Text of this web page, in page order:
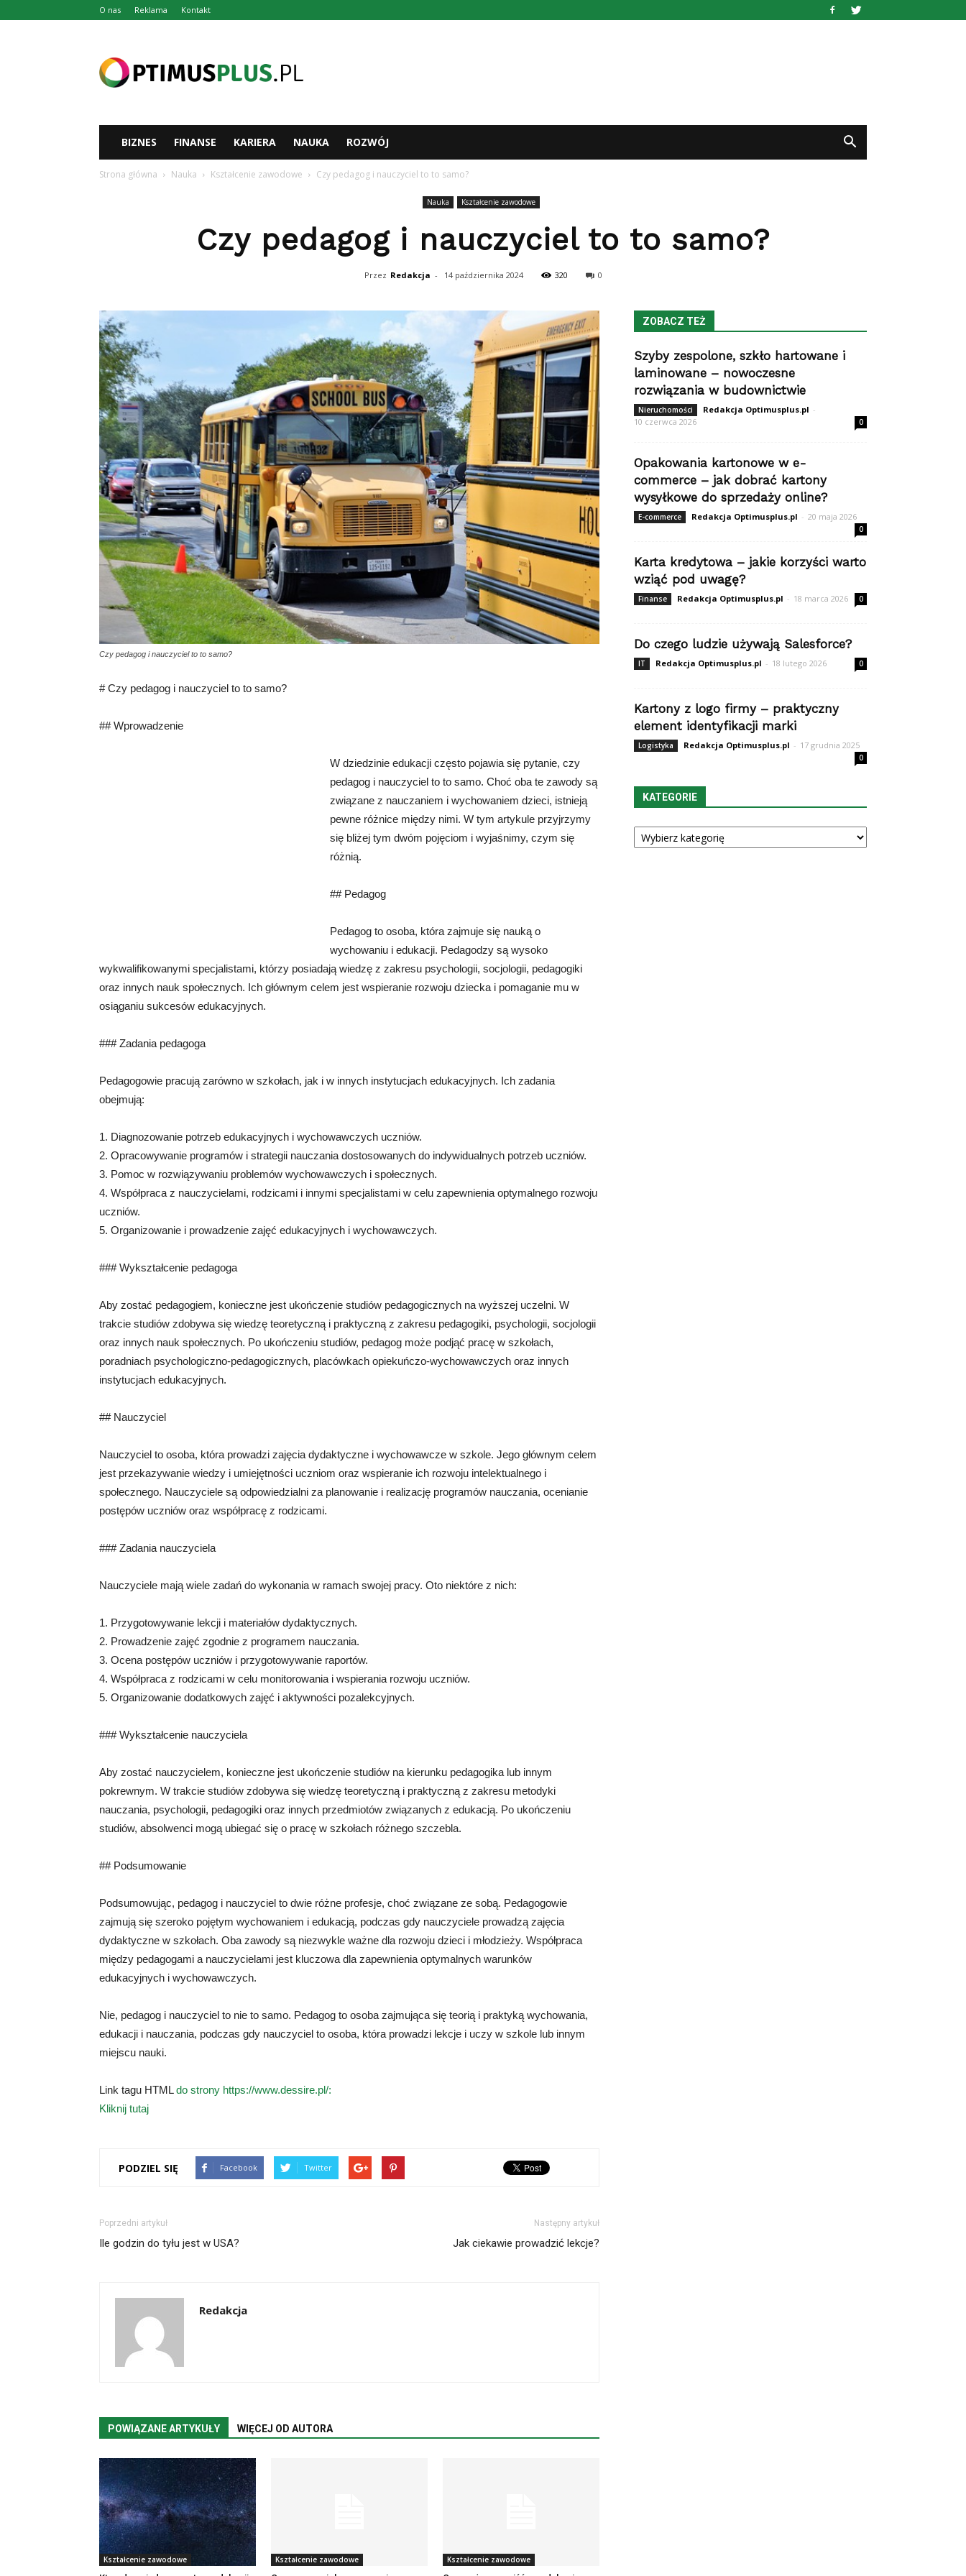
O nas Reklama Kontakt
BIZNES FINANSE KARIERA NAUKA ROZWÓJ
Strona główna Nauka Kształcenie zawodowe Czy pedagog i nauczyciel to to samo?
Nauka Kształcenie zawodowe
Czy pedagog i nauczyciel to to samo?
Przez Redakcja - 14 października 2024 320 0
Czy pedagog i nauczyciel to to samo?
# Czy pedagog i nauczyciel to to samo?
## Wprowadzenie
W dziedzinie edukacji często pojawia się pytanie, czy
pedagog i nauczyciel to to samo. Choć oba te zawody są
związane z nauczaniem i wychowaniem dzieci, istnieją
pewne różnice między nimi. W tym artykule przyjrzymy
się bliżej tym dwóm pojęciom i wyjaśnimy, czym się
różnią.
## Pedagog
Pedagog to osoba, która zajmuje się nauką o
wychowaniu i edukacji. Pedagodzy są wysoko
wykwalifikowanymi specjalistami, którzy posiadają wiedzę z zakresu psychologii, socjologii, pedagogiki
oraz innych nauk społecznych. Ich głównym celem jest wspieranie rozwoju dziecka i pomaganie mu w
osiąganiu sukcesów edukacyjnych.
### Zadania pedagoga
Pedagogowie pracują zarówno w szkołach, jak i w innych instytucjach edukacyjnych. Ich zadania
obejmują:
1. Diagnozowanie potrzeb edukacyjnych i wychowawczych uczniów.
2. Opracowywanie programów i strategii nauczania dostosowanych do indywidualnych potrzeb uczniów.
3. Pomoc w rozwiązywaniu problemów wychowawczych i społecznych.
4. Współpraca z nauczycielami, rodzicami i innymi specjalistami w celu zapewnienia optymalnego rozwoju
uczniów.
5. Organizowanie i prowadzenie zajęć edukacyjnych i wychowawczych.
### Wykształcenie pedagoga
Aby zostać pedagogiem, konieczne jest ukończenie studiów pedagogicznych na wyższej uczelni. W
trakcie studiów zdobywa się wiedzę teoretyczną i praktyczną z zakresu pedagogiki, psychologii, socjologii
oraz innych nauk społecznych. Po ukończeniu studiów, pedagog może podjąć pracę w szkołach,
poradniach psychologiczno-pedagogicznych, placówkach opiekuńczo-wychowawczych oraz innych
instytucjach edukacyjnych.
## Nauczyciel
Nauczyciel to osoba, która prowadzi zajęcia dydaktyczne i wychowawcze w szkole. Jego głównym celem
jest przekazywanie wiedzy i umiejętności uczniom oraz wspieranie ich rozwoju intelektualnego i
społecznego. Nauczyciele są odpowiedzialni za planowanie i realizację programów nauczania, ocenianie
postępów uczniów oraz współpracę z rodzicami.
### Zadania nauczyciela
Nauczyciele mają wiele zadań do wykonania w ramach swojej pracy. Oto niektóre z nich:
1. Przygotowywanie lekcji i materiałów dydaktycznych.
2. Prowadzenie zajęć zgodnie z programem nauczania.
3. Ocena postępów uczniów i przygotowywanie raportów.
4. Współpraca z rodzicami w celu monitorowania i wspierania rozwoju uczniów.
5. Organizowanie dodatkowych zajęć i aktywności pozalekcyjnych.
### Wykształcenie nauczyciela
Aby zostać nauczycielem, konieczne jest ukończenie studiów na kierunku pedagogika lub innym
pokrewnym. W trakcie studiów zdobywa się wiedzę teoretyczną i praktyczną z zakresu metodyki
nauczania, psychologii, pedagogiki oraz innych przedmiotów związanych z edukacją. Po ukończeniu
studiów, absolwenci mogą ubiegać się o pracę w szkołach różnego szczebla.
## Podsumowanie
Podsumowując, pedagog i nauczyciel to dwie różne profesje, choć związane ze sobą. Pedagogowie
zajmują się szeroko pojętym wychowaniem i edukacją, podczas gdy nauczyciele prowadzą zajęcia
dydaktyczne w szkołach. Oba zawody są niezwykle ważne dla rozwoju dzieci i młodzieży. Współpraca
między pedagogami a nauczycielami jest kluczowa dla zapewnienia optymalnych warunków
edukacyjnych i wychowawczych.
Nie, pedagog i nauczyciel to nie to samo. Pedagog to osoba zajmująca się teorią i praktyką wychowania,
edukacji i nauczania, podczas gdy nauczyciel to osoba, która prowadzi lekcje i uczy w szkole lub innym
miejscu nauki.
Link tagu HTMLdo strony https://www.dessire.pl/:
Kliknij tutaj
PODZIEL SIĘ Facebook Twitter
Poprzedni artykuł
Ile godzin do tyłu jest w USA?
Następny artykuł
Jak ciekawie prowadzić lekcje?
Redakcja
POWIĄZANE ARTYKUŁY WIĘCEJ OD AUTORA
Kształcenie zawodowe Kształcenie zawodowe Kształcenie zawodowe
ZOBACZ TEŻ
Szyby zespolone, szkło hartowane i
laminowane – nowoczesne
rozwiązania w budownictwie
Nieruchomości Redakcja Optimusplus.pl -
10 czerwca 2026
0
Opakowania kartonowe w e-
commerce – jak dobrać kartony
wysyłkowe do sprzedaży online?
E-commerce Redakcja Optimusplus.pl - 20 maja 2026
0
Karta kredytowa – jakie korzyści warto
wziąć pod uwagę?
Finanse Redakcja Optimusplus.pl - 18 marca 2026 0
Do czego ludzie używają Salesforce?
IT Redakcja Optimusplus.pl - 18 lutego 2026 0
Kartony z logo firmy – praktyczny
element identyfikacji marki
Logistyka Redakcja Optimusplus.pl - 17 grudnia 2025
0
KATEGORIE
Kategorie